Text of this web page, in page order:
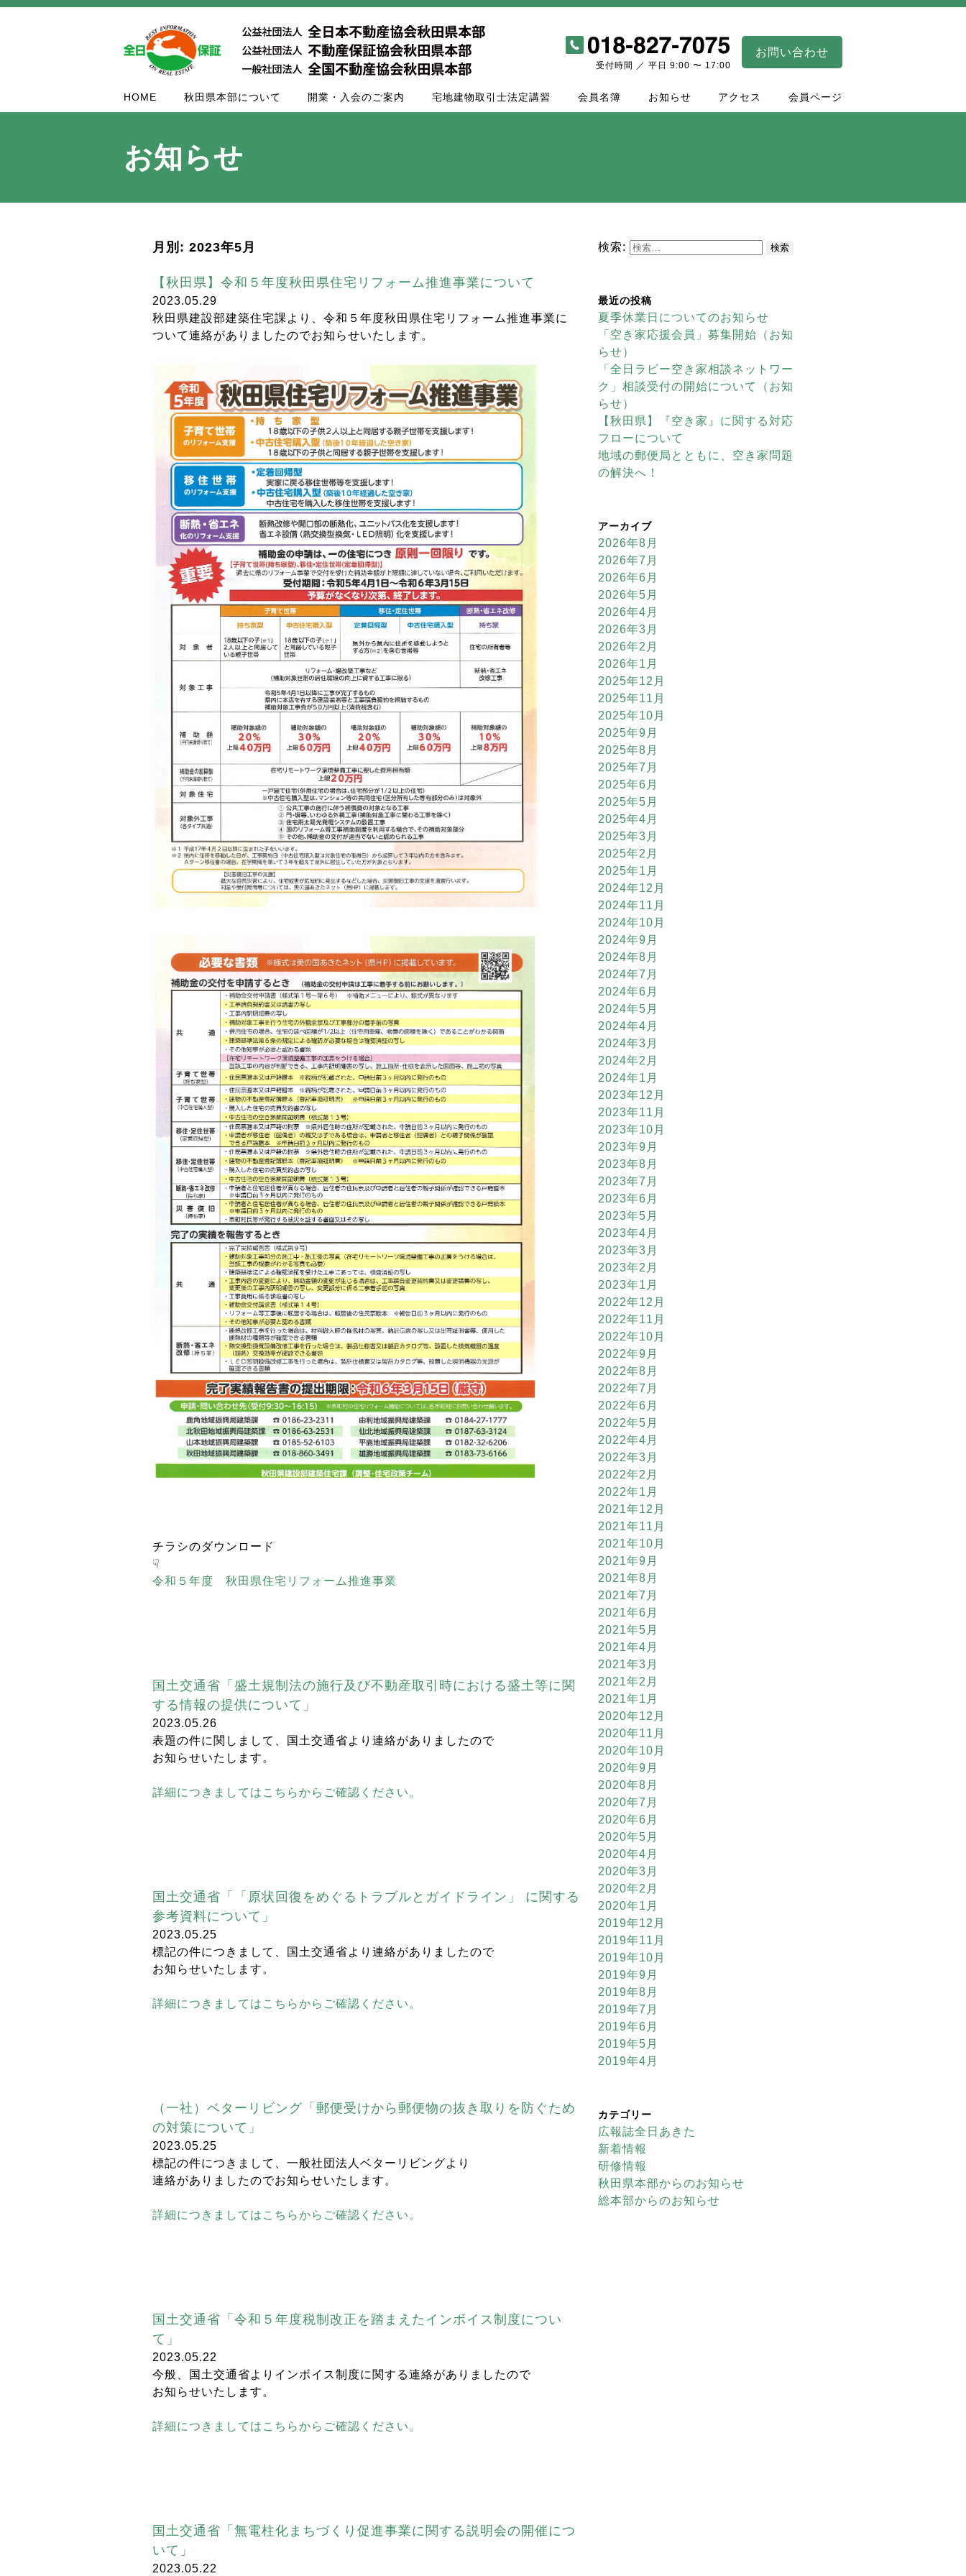
受付時間 ／ 平日 9:00 〜 17:00
お問い合わせ
HOME 秋田県本部について 開業・入会のご案内 宅地建物取引士法定講習 会員名簿 お知らせ アクセス 会員ページ
お知らせ
月別: 2023年5月
【秋田県】令和５年度秋田県住宅リフォーム推進事業について
2023.05.29
秋田県建設部建築住宅課より、令和５年度秋田県住宅リフォーム推進事業に
ついて連絡がありましたのでお知らせいたします。
チラシのダウンロード
☟
令和５年度 秋田県住宅リフォーム推進事業
国土交通省「盛土規制法の施行及び不動産取引時における盛土等に関
する情報の提供について」
2023.05.26
表題の件に関しまして、国土交通省より連絡がありましたので
お知らせいたします。
詳細につきましてはこちらからご確認ください。
国土交通省「「原状回復をめぐるトラブルとガイドライン」 に関する
参考資料について」
2023.05.25
標記の件につきまして、国土交通省より連絡がありましたので
お知らせいたします。
詳細につきましてはこちらからご確認ください。
（一社）ベターリビング「郵便受けから郵便物の抜き取りを防ぐため
の対策について」
2023.05.25
標記の件につきまして、一般社団法人ベターリビングより
連絡がありましたのでお知らせいたします。
詳細につきましてはこちらからご確認ください。
国土交通省「令和５年度税制改正を踏まえたインボイス制度につい
て」
2023.05.22
今般、国土交通省よりインボイス制度に関する連絡がありましたので
お知らせいたします。
詳細につきましてはこちらからご確認ください。
国土交通省「無電柱化まちづくり促進事業に関する説明会の開催につ
いて」
2023.05.22
検索:
最近の投稿
夏季休業日についてのお知らせ
「空き家応援会員」募集開始（お知
らせ）
「全日ラビー空き家相談ネットワー
ク」相談受付の開始について（お知
らせ）
【秋田県】『空き家』に関する対応
フローについて
地域の郵便局とともに、空き家問題
の解決へ！
アーカイブ
2026年8月
2026年7月
2026年6月
2026年5月
2026年4月
2026年3月
2026年2月
2026年1月
2025年12月
2025年11月
2025年10月
2025年9月
2025年8月
2025年7月
2025年6月
2025年5月
2025年4月
2025年3月
2025年2月
2025年1月
2024年12月
2024年11月
2024年10月
2024年9月
2024年8月
2024年7月
2024年6月
2024年5月
2024年4月
2024年3月
2024年2月
2024年1月
2023年12月
2023年11月
2023年10月
2023年9月
2023年8月
2023年7月
2023年6月
2023年5月
2023年4月
2023年3月
2023年2月
2023年1月
2022年12月
2022年11月
2022年10月
2022年9月
2022年8月
2022年7月
2022年6月
2022年5月
2022年4月
2022年3月
2022年2月
2022年1月
2021年12月
2021年11月
2021年10月
2021年9月
2021年8月
2021年7月
2021年6月
2021年5月
2021年4月
2021年3月
2021年2月
2021年1月
2020年12月
2020年11月
2020年10月
2020年9月
2020年8月
2020年7月
2020年6月
2020年5月
2020年4月
2020年3月
2020年2月
2020年1月
2019年12月
2019年11月
2019年10月
2019年9月
2019年8月
2019年7月
2019年6月
2019年5月
2019年4月
カテゴリー
広報誌全日あきた
新着情報
研修情報
秋田県本部からのお知らせ
総本部からのお知らせ